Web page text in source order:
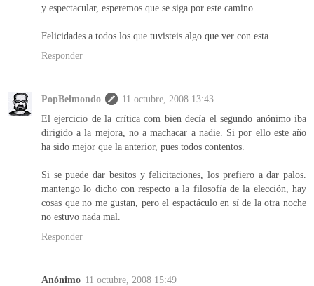
y espectacular, esperemos que se siga por este camino.
Felicidades a todos los que tuvisteis algo que ver con esta.
Responder
PopBelmondo
11 octubre, 2008 13:43
El ejercicio de la crítica com bien decía el segundo anónimo iba
dirigido a la mejora, no a machacar a nadie. Si por ello este año
ha sido mejor que la anterior, pues todos contentos.
Si se puede dar besitos y felicitaciones, los prefiero a dar palos.
mantengo lo dicho con respecto a la filosofía de la elección, hay
cosas que no me gustan, pero el espactáculo en sí de la otra noche
no estuvo nada mal.
Responder
Anónimo 11 octubre, 2008 15:49